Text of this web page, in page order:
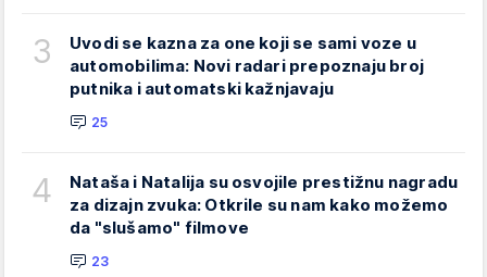
3
Uvodi se kazna za one koji se sami voze u
automobilima: Novi radari prepoznaju broj
putnika i automatski kažnjavaju
25
4
Nataša i Natalija su osvojile prestižnu nagradu
za dizajn zvuka: Otkrile su nam kako možemo
da "slušamo" filmove
23